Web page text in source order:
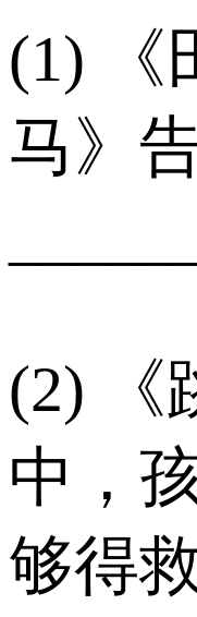
(1) 《
马》
(2) 《
中，
够得